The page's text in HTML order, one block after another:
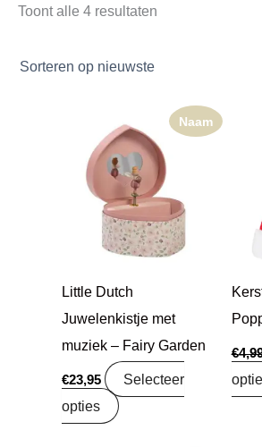
Toont alle 4 resultaten
Naam
Little Dutch
Juwelenkistje met
muziek – Fairy Garden
€23,95
Selecteer
opties
€